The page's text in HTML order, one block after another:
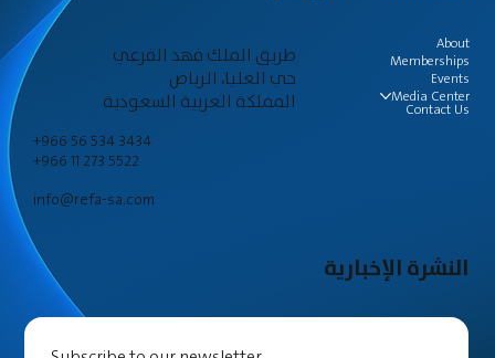
النشرة الإخبارية
طريق الملك فهد الفرعي
حي العليا، الرياض
المملكة العربية السعودية
+966 56 534 3434
+966 11 273 5522
info@refa-sa.com
About
Memberships
Events
Media Center
Contact Us